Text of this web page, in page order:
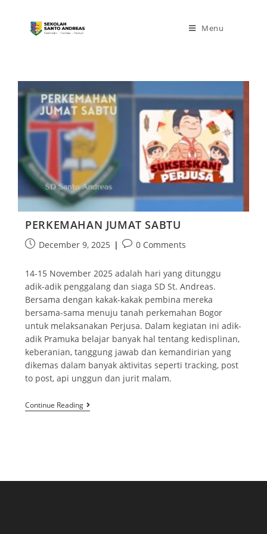
Menu
PERKEMAHAN JUMAT SABTU
December 9, 2025 0 Comments
14-15 November 2025 adalah hari yang ditunggu
adik-adik penggalang dan siaga SD St. Andreas.
Bersama dengan kakak-kakak pembina mereka
bersama-sama menuju tanah perkemahan Bogor
untuk melaksanakan Perjusa. Dalam kegiatan ini adik-
adik Pramuka belajar banyak hal tentang kedisplinan,
keberanian, tanggung jawab dan kemandirian yang
dikemas dalam banyak aktivitas seperti tracking, post
to post, api unggun dan jurit malam.
Continue Reading